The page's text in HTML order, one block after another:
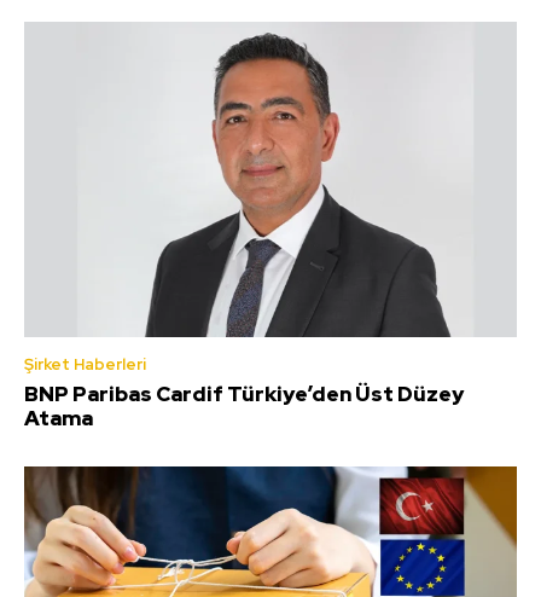
Şirket Haberleri
BNP Paribas Cardif Türkiye’den Üst Düzey
Atama